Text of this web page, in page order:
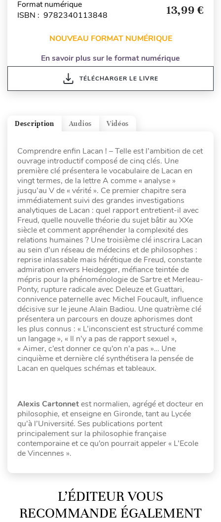
Format numérique
ISBN : 9782340113848
13,99 €
NOUVEAU FORMAT NUMÉRIQUE
En savoir plus sur le format numérique
TÉLÉCHARGER LE LIVRE
Vidéos
Audios
Description
Comprendre enfin Lacan ! – Telle est l’ambition de cet
ouvrage introductif composé de cinq clés. Une
première clé présentera le vocabulaire de Lacan en
vingt termes, de la lettre A comme « analyse »
jusqu’au V de « vérité ». Ce premier chapitre sera
immédiatement suivi des grandes investigations
analytiques de Lacan : quel rapport entretient-il avec
Freud, quelle nouvelle théorie du sujet bâtir au XXe
siècle et comment appréhender la complexité des
relations humaines ? Une troisième clé inscrira Lacan
au sein d’un réseau de médecins et de philosophes :
reprise inlassable mais hérétique de Freud, constante
admiration envers Heidegger, méfiance teintée de
mépris pour la phénoménologie de Sartre et Merleau-
Ponty, rupture radicale avec Deleuze et Guattari,
connivence paternelle avec Michel Foucault, influence
décisive sur le jeune Alain Badiou. Une quatrième clé
présentera un parcours en douze aphorismes dont
les plus connus : « L’inconscient est structuré comme
un langage », « Il n’y a pas de rapport sexuel »,
« Aimer, c’est donner ce qu’on n’a pas »… Une
cinquième et dernière clé synthétisera la pensée de
Lacan en quelques schémas et tableaux.
Alexis Cartonnetest normalien, agrégé et docteur en
philosophie, et enseigne en Gironde, tant au Lycée
qu’à l’Université. Ses publications portent
principalement sur la philosophie française
contemporaine et ce qu’on pourrait appeler « L’Ecole
de Vincennes ».
L’ÉDITEUR VOUS
RECOMMANDE ÉGALEMENT